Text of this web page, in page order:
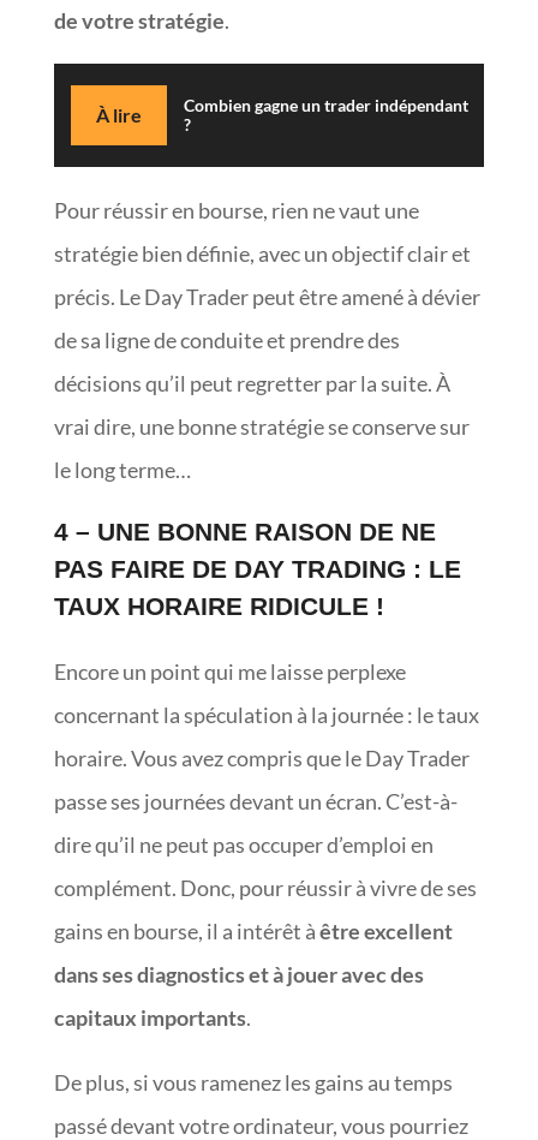
de votre stratégie.
À lire
Combien gagne un trader indépendant
?
Pour réussir en bourse, rien ne vaut une
stratégie bien définie, avec un objectif clair et
précis. Le Day Trader peut être amené à dévier
de sa ligne de conduite et prendre des
décisions qu’il peut regretter par la suite. À
vrai dire, une bonne stratégie se conserve sur
le long terme…
4 – UNE BONNE RAISON DE NE
PAS FAIRE DE DAY TRADING : LE
TAUX HORAIRE RIDICULE !
Encore un point qui me laisse perplexe
concernant la spéculation à la journée : le taux
horaire. Vous avez compris que le Day Trader
passe ses journées devant un écran. C’est-à-
dire qu’il ne peut pas occuper d’emploi en
complément. Donc, pour réussir à vivre de ses
gains en bourse, il a intérêt àêtre excellent
dans ses diagnostics et à jouer avec des
capitaux importants.
De plus, si vous ramenez les gains au temps
passé devant votre ordinateur, vous pourriez